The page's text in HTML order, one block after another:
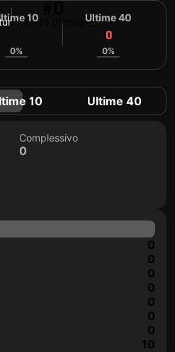
Numero di maglia
10
0%
Ultime 40
0
0%
10 Ultime 40
Complessivo
0
0
0
0
0
0
0
0
10